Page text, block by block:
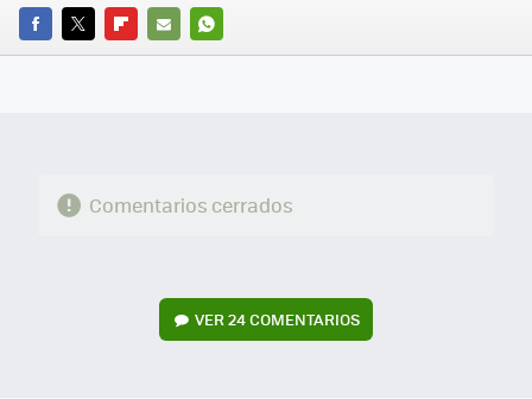
FACEBOOK
TWITTERFLIPBOARD
E-
WHATSAPP
Comentarios cerrados
VER24 COMENTARIOS